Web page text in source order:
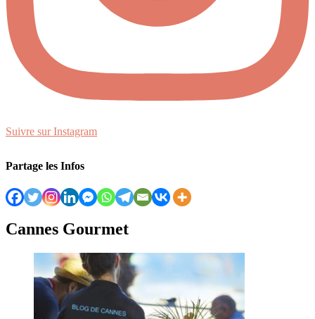
Suivre sur Instagram
Partage les Infos
Cannes Gourmet